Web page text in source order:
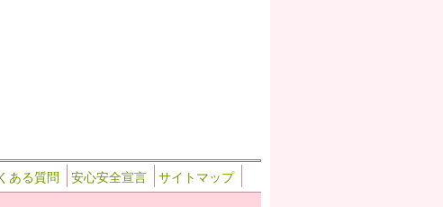
ある質問 安心安全宣言 サイトマップ